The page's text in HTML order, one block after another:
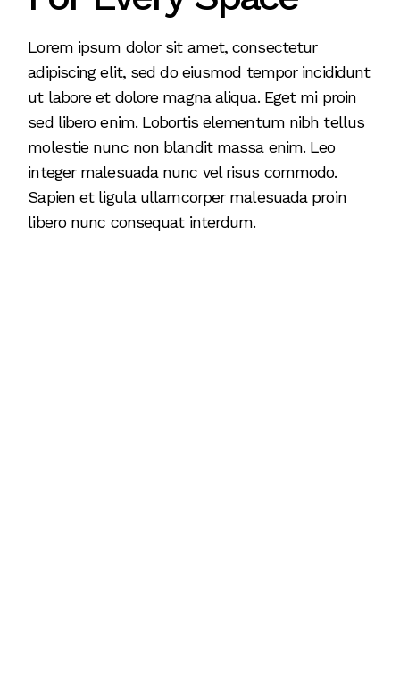
Lorem ipsum dolor sit amet, consectetur
adipiscing elit, sed do eiusmod tempor incididunt
ut labore et dolore magna aliqua. Eget mi proin
sed libero enim. Lobortis elementum nibh tellus
molestie nunc non blandit massa enim. Leo
integer malesuada nunc vel risus commodo.
Sapien et ligula ullamcorper malesuada proin
libero nunc consequat interdum.